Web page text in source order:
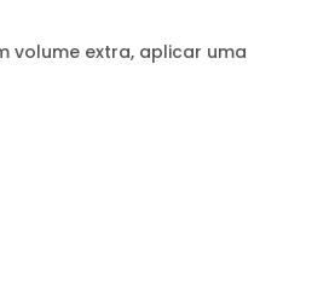
volume extra, aplicar uma